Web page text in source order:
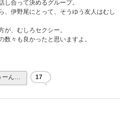
し合って決めるグループ。
、伊野尾にとって、そうゆう友人はむし
が、むしろセクシー。
数々も良かったと思いますよ。
ーん… 17